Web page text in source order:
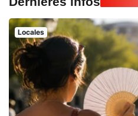
Locales